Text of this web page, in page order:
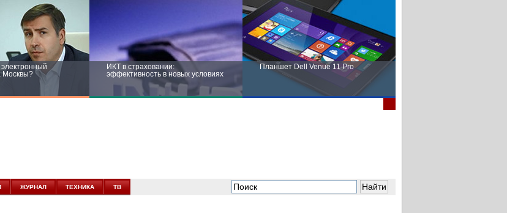
электронный
Москвы?
ИКТ в страховании:
эффективность в новых условиях
Планшет Dell Venue 11 Pro
новых условиях
ЖУРНАЛ ТЕХНИКА ТВ